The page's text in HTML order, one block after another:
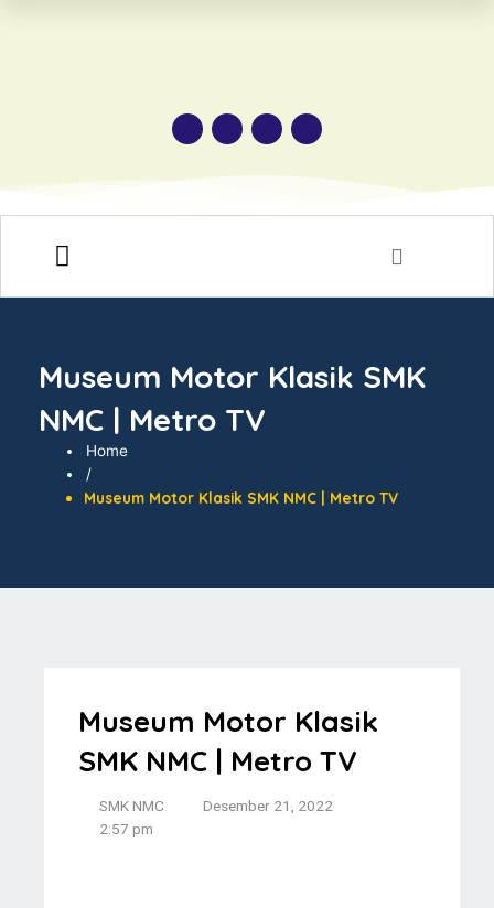
Museum Motor Klasik SMK
NMC | Metro TV
Home
/
Museum Motor Klasik SMK NMC | Metro TV
Museum Motor Klasik
SMK NMC | Metro TV
SMK NMC
Desember 21, 2022
2:57 pm